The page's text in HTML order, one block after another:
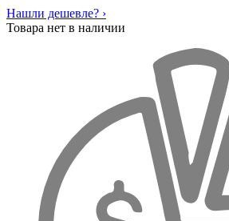
Нашли дешевле? ›
Товара нет в наличии